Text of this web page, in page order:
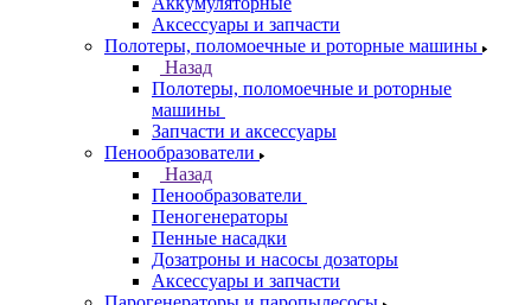
Аксессуары и запчасти
Полотеры, поломоечные и роторные машины
Назад
Полотеры, поломоечные и роторные
машины
Запчасти и аксессуары
Пенообразователи
Назад
Пенообразователи
Пеногенераторы
Пенные насадки
Дозатроны и насосы дозаторы
Аксессуары и запчасти